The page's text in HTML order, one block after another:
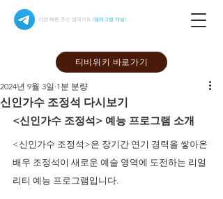
가장 빠른 주소 업데이트 (텔레그램 채널)
티비위키 바로가기
신인가수 조정석 다시보기
2024년 9월 3일 1분 분량
<신인가수 조정석> 예능 프로그램 소개
<신인가수 조정석>은 장기간 연기 경력을 쌓아온
배우 조정석이 새로운 예술 영역에 도전하는 리얼
리티 예능 프로그램입니다.